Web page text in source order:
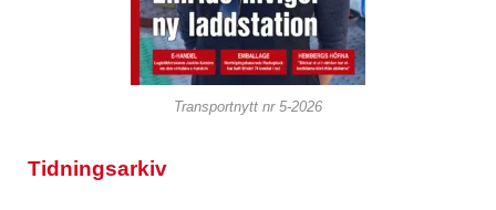
Transportnytt nr 5-2026
Tidningsarkiv